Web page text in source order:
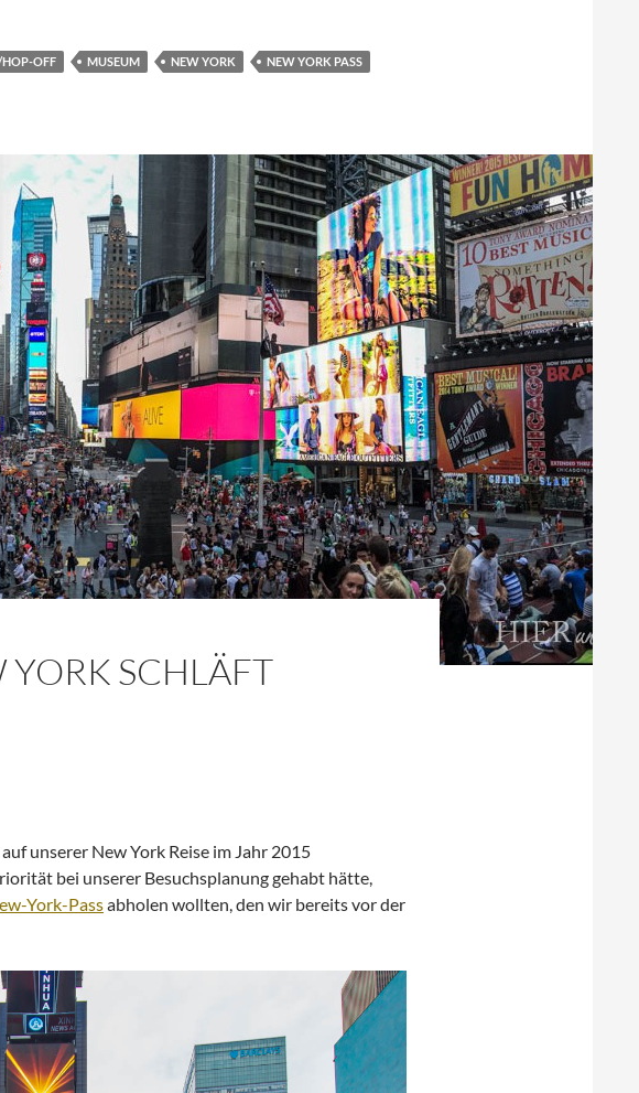
OFF MUSEUM NEW YORK
NEW YORK PASS
YORK SCHLÄFT
unserer New York Reise im Jahr 2015
bei unserer Besuchsplanung gehabt hätte,
York-Passabholen wollten, den wir bereits vor der